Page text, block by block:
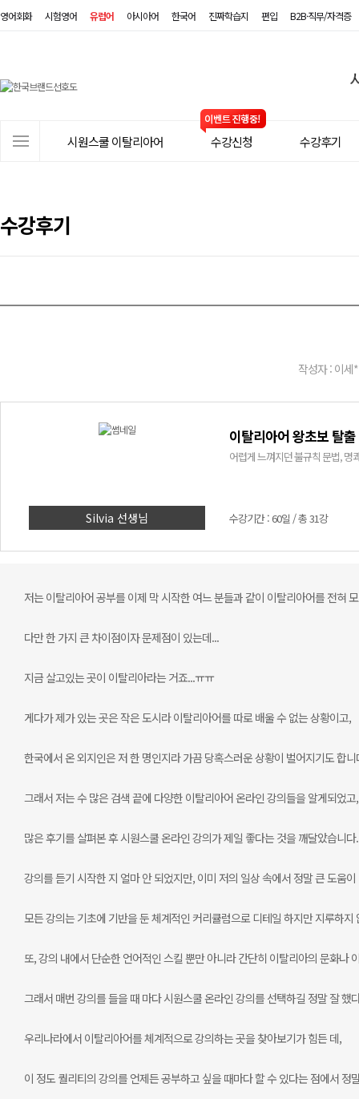
영어회화 시험영어 유럽어 아시아어 한국어 진짜학습지 편입 B2B·직무/자격증
원
쿨
뉴
시원스쿨 이탈리아어 수강신청 수강후기
수강후기
작성자 : 이세*
Silvia 선생님
이탈리아어 왕초보 탈
어렵게 느껴지던 불규칙 문법, 명
수강기간 : 60일 / 총 31강
저는 이탈리아어 공부를 이제 막 시작한 여느 분들과 같이 이탈리아어를 전혀
다만 한 가지 큰 차이점이자 문제점이 있는데...
지금 살고있는 곳이 이탈리아라는 거죠...ㅠㅠ
게다가 제가 있는 곳은 작은 도시라 이탈리아어를 따로 배울 수 없는 상황이고,
한국에서 온 외지인은 저 한 명인지라 가끔 당혹스러운 상황이 벌어지기도 합니
그래서 저는 수 많은 검색 끝에 다양한 이탈리아어 온라인 강의들을 알게되었고,
많은 후기를 살펴본 후 시원스쿨 온라인 강의가 제일 좋다는 것을 깨달았습니다.
강의를 듣기 시작한 지 얼마 안 되었지만, 이미 저의 일상 속에서 정말 큰 도움
모든 강의는 기초에 기반을 둔 체계적인 커리큘럼으로 디테일 하지만 지루하
또, 강의 내에서 단순한 언어적인 스킬 뿐만 아니라 간단히 이탈리아의 문화나
그래서 매번 강의를 들을 때 마다 시원스쿨 온라인 강의를 선택하길 정말 잘 했
우리나라에서 이탈리아어를 체계적으로 강의하는 곳을 찾아보기가 힘든 데,
이 정도 퀄리티의 강의를 언제든 공부하고 싶을 때마다 할 수 있다는 점에서 정